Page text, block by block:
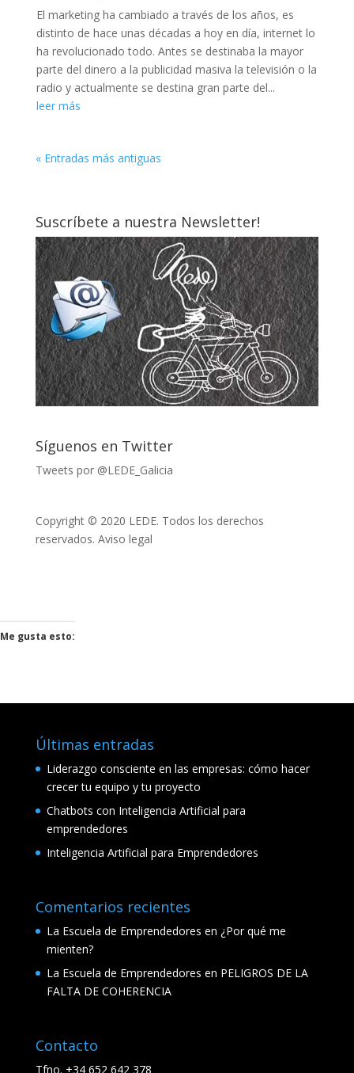
El marketing ha cambiado a través de los años, es
distinto de hace unas décadas a hoy en día, internet lo
ha revolucionado todo. Antes se destinaba la mayor
parte del dinero a la publicidad masiva la televisión o la
radio y actualmente se destina gran parte del...
leer más
« Entradas más antiguas
Suscríbete a nuestra Newsletter!
Síguenos en Twitter
Tweets por @LEDE_Galicia
Copyright © 2020 LEDE. Todos los derechos
reservados. Aviso legal
Me gusta esto:
Últimas entradas
Liderazgo consciente en las empresas: cómo hacer
crecer tu equipo y tu proyecto
Chatbots con Inteligencia Artificial para
emprendedores
Inteligencia Artificial para Emprendedores
Comentarios recientes
La Escuela de Emprendedores en ¿Por qué me
mienten?
La Escuela de Emprendedores en PELIGROS DE LA
FALTA DE COHERENCIA
Contacto
Tfno. +34 652 642 378